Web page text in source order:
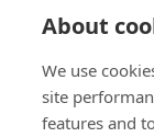
About
We use
site
features and